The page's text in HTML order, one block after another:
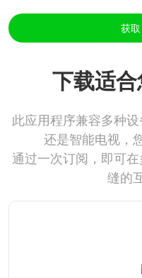
获
下载适
此应用程序兼容多种
还是智能电视，
通过一次订阅，即可
缝的